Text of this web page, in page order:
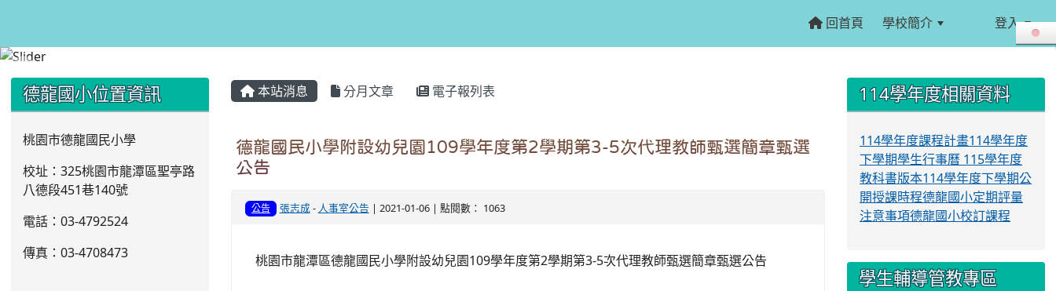
回首頁 學校簡介 登入
本站消息 分月文章 電子報列表
德龍國民小學附設幼兒園109學年度第2學期第3-5次代理教師甄選簡章甄選
公告
公告 張志成- 人事室公告 | 2021-01-06 | 點閱數： 1063
桃園市龍潭區德龍國民小學附設幼兒園 109學年度第2學期第3-5次代理教師甄選簡章甄選公告
::: 德龍國小位置資訊
桃園市德龍國民小學
校址：325桃園市龍潭區聖亭路
八德段451巷140號
電話：03-4792524
傳真：03-4708473
::: 114學年度相關資料
114學年度課程計畫114學年度
下學期學生行事曆 115學年度
教科書版本114學年度下學期公
開授課時程德龍國小定期評量
注意事項德龍國小校訂課程
學生輔導管教專區